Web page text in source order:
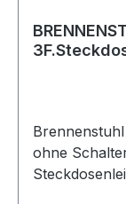
Brennenstuhl
ohne